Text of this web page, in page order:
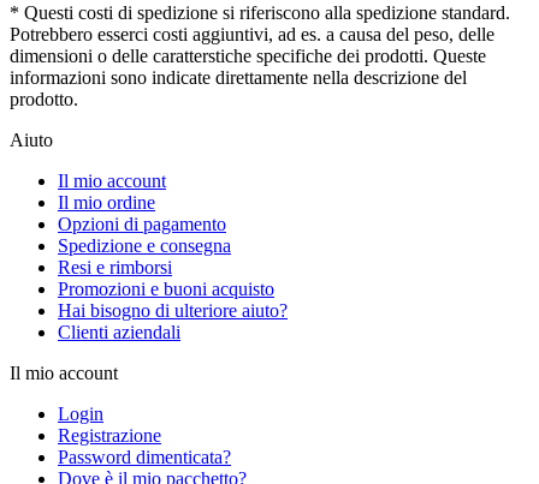
* Questi costi di spedizione si riferiscono alla spedizione standard.
Potrebbero esserci costi aggiuntivi, ad es. a causa del peso, delle
dimensioni o delle caratterstiche specifiche dei prodotti. Queste
informazioni sono indicate direttamente nella descrizione del
prodotto.
Aiuto
Il mio account
Il mio ordine
Opzioni di pagamento
Spedizione e consegna
Resi e rimborsi
Promozioni e buoni acquisto
Hai bisogno di ulteriore aiuto?
Clienti aziendali
Il mio account
Login
Registrazione
Password dimenticata?
Dove è il mio pacchetto?